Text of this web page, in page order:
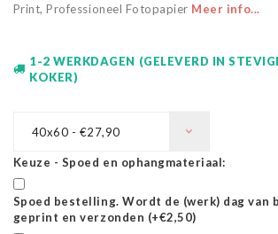
Print, Professioneel Fotopapier Meer info...
1-2 WERKDAGEN (GELEVERD IN
KOKER)
40x60 - €27,90
Keuze - Spoed en ophangmateriaal:
Spoed bestelling. Wordt de (werk) dag van
geprint en verzonden (+€2,50)